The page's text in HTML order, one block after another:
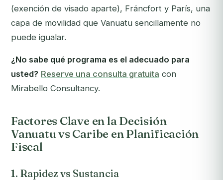
(exención de visado aparte), Fráncfort y París, una
capa de movilidad que Vanuatu sencillamente no
puede igualar.
¿No sabe qué programa es el adecuado para
usted? Reserve una consulta gratuita con
Mirabello Consultancy.
Factores Clave en la Decisión
Vanuatu vs Caribe en Planificación
Fiscal
1. Rapidez vs Sustancia